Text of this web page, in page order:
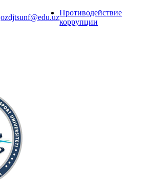
ozdjtsunf@edu.uz
Противодействие
коррупции